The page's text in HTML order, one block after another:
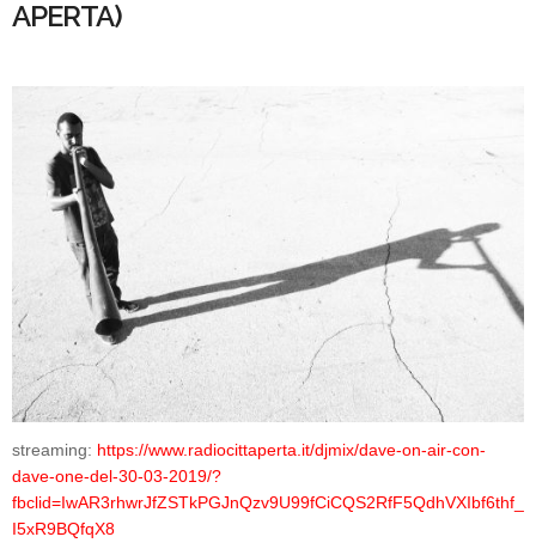
APERTA)
streaming: https://www.radiocittaperta.it/djmix/dave-on-air-con-
dave-one-del-30-03-2019/?
fbclid=IwAR3rhwrJfZSTkPGJnQzv9U99fCiCQS2RfF5QdhVXIbf6thf_
I5xR9BQfqX8